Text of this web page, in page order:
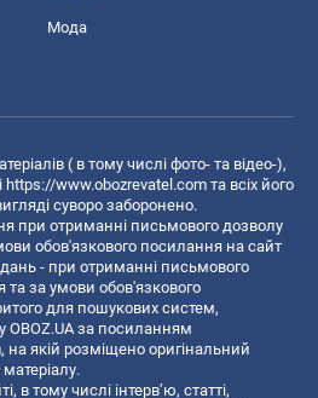
Мода
( в тому числі фото- та відео-),
https://www.obozrevatel.com та всіх його
суворо заборонено.
при отриманні письмового дозволу
обов'язкового посилання на сайт
- при отриманні письмового
та за умови обов'язкового
для пошукових систем,
OBOZ.UA за посиланням
, на якій розміщено оригінальний
в тому числі інтерв’ю, статті,